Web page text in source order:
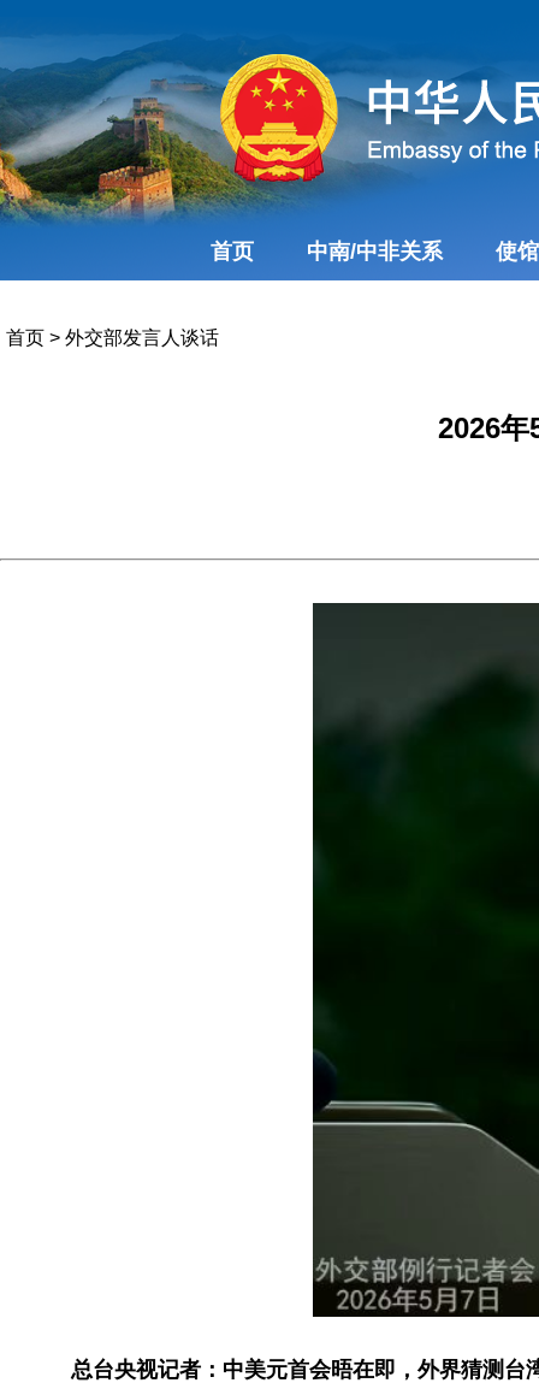
首页 中南/中非关系 使
首页 > 外交部发言人谈话
2026年
总台央视记者：中美元首会晤在即，外界猜测